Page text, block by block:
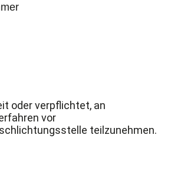
oder verpflichtet, an
vor
teilzunehmen.